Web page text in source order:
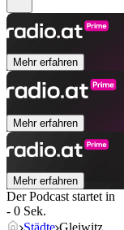
Mehr erfahren
Mehr erfahren
Mehr erfahren
Der Podcast startet in
- 0 Sek.